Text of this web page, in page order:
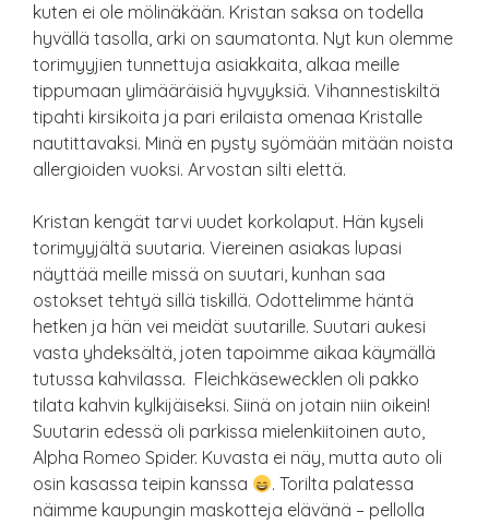
kuten ei ole mölinäkään. Kristan saksa on todella
hyvällä tasolla, arki on saumatonta. Nyt kun olemme
torimyyjien tunnettuja asiakkaita, alkaa meille
tippumaan ylimääräisiä hyvyyksiä. Vihannestiskiltä
tipahti kirsikoita ja pari erilaista omenaa Kristalle
nautittavaksi. Minä en pysty syömään mitään noista
allergioiden vuoksi. Arvostan silti elettä.
Kristan kengät tarvi uudet korkolaput. Hän kyseli
torimyyjältä suutaria. Viereinen asiakas lupasi
näyttää meille missä on suutari, kunhan saa
ostokset tehtyä sillä tiskillä. Odottelimme häntä
hetken ja hän vei meidät suutarille. Suutari aukesi
vasta yhdeksältä, joten tapoimme aikaa käymällä
tutussa kahvilassa. Fleichkäsewecklen oli pakko
tilata kahvin kylkijäiseksi. Siinä on jotain niin oikein!
Suutarin edessä oli parkissa mielenkiitoinen auto,
Alpha Romeo Spider. Kuvasta ei näy, mutta auto oli
osin kasassa teipin kanssa
. Torilta palatessa
näimme kaupungin maskotteja elävänä – pellolla